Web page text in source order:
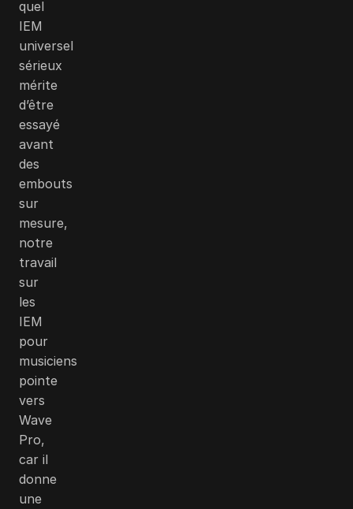
quel
IEM
universel
sérieux
mérite
d’être
essayé
avant
des
embouts
sur
mesure,
notre
travail
sur
les
IEM
pour
musiciens
pointe
vers
Wave
Pro,
car il
donne
une